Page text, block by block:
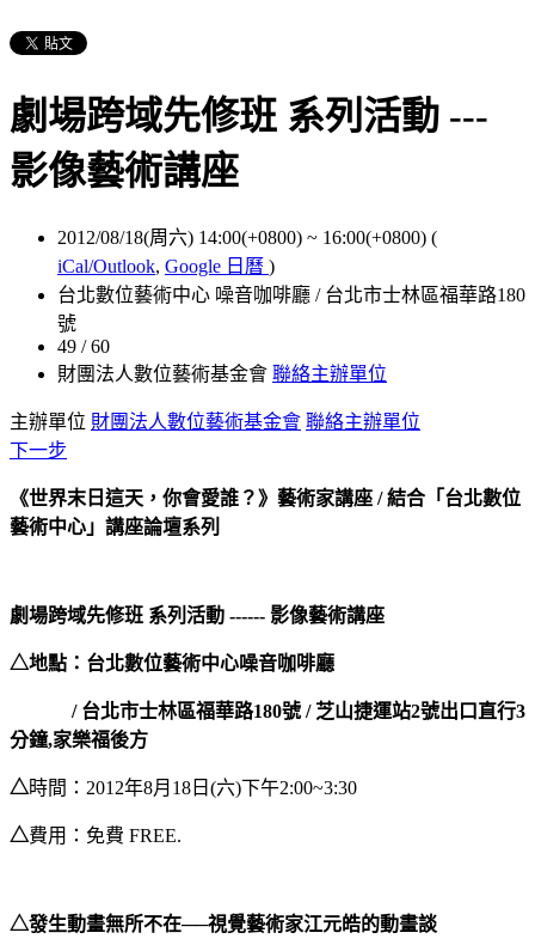
劇場跨域先修班 系列活動 ---
影像藝術講座
2012/08/18(周六) 14:00(+0800) ~ 16:00(+0800) (
iCal/Outlook, Google 日曆 )
台北數位藝術中心 噪音咖啡廳 / 台北市士林區福華路180
號
49 / 60
財團法人數位藝術基金會 聯絡主辦單位
主辦單位 財團法人數位藝術基金會 聯絡主辦單位
下一步
《世界末日這天，你會愛誰？》藝術家講座 /結合「台北數位
藝術中心」講座論壇系列
劇場跨域先修班 系列活動 ------ 影像藝術講座
△地點： 台北數位藝術中心噪音咖啡廳
/ 台北市士林區福華路180號/ 芝山捷運站2號出口直行3
分鐘,家樂福後方
△時間：2012年8月18日(六)下午2:00~3:30
△費用：免費 FREE.
△發生動畫無所不在──視覺藝術家江元皓的動畫談